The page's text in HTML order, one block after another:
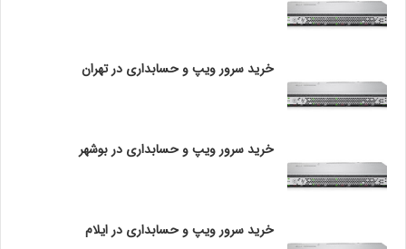
می‌تواند با ابزارهای دیگر نیز یکپارچه شود تا یک راه‌حل جامع
موارد استفاده OSSIM
اطلاعات، می‌تواند در زمینه‌های مختلفی مورد استفاده قرار گیرد:
با استفاده از داده‌های جمع‌آوری‌شده از سیستم‌ها و
خرید سرور ویپ و حسابداری در تهران
خرید سرور ویپ و حسابداری در بوشهر
خرید سرور ویپ و حسابداری در ایلام